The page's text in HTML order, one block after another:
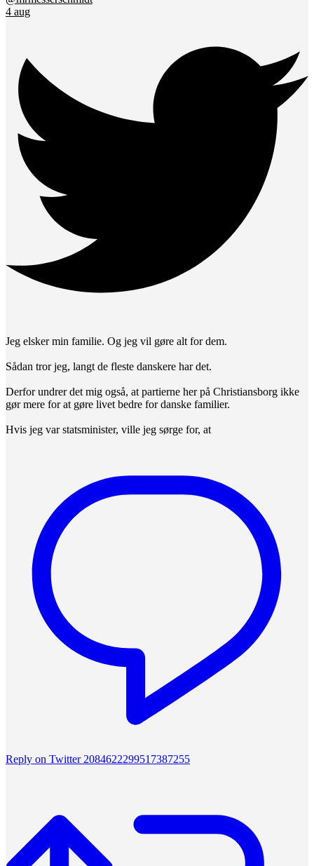
4 aug
Jeg elsker min familie. Og jeg vil gøre alt for dem.
Sådan tror jeg, langt de fleste danskere har det.
Derfor undrer det mig også, at partierne her på Christiansborg ikke
gør mere for at gøre livet bedre for danske familier.
Hvis jeg var statsminister, ville jeg sørge for, at
Reply on Twitter 2084622299517387255